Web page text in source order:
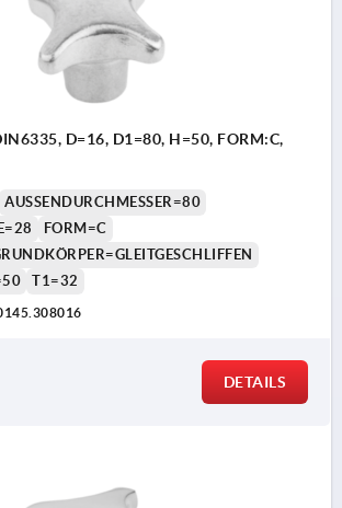
D=16, D1=80, H=50, FORM:C,
AUSSENDURCHMESSER=80
FORM=C
T1=32
DETAILS